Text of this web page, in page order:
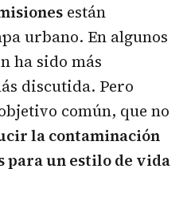
están
urbano. En algunos
ha sido más
discutida. Pero
común, que no
la contaminación
para un estilo de vida